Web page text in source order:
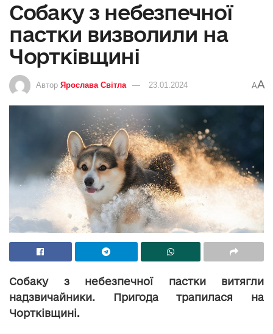
Собаку з небезпечної
пастки визволили на
Чортківщині
Автор Ярослава Світла 23.01.2024 AA
Собаку з небезпечної пастки витягли
надзвичайники. Пригода трапилася на
Чортківщині.